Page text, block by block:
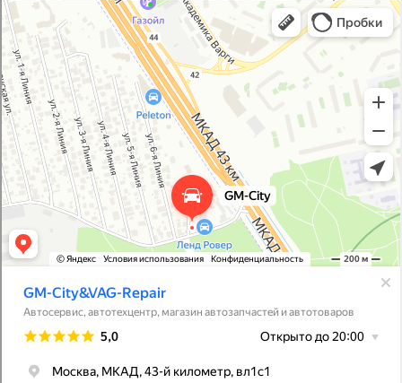
GM-City&VAG-Repair
Автосервис, автотехцентр в Москве
Магазин автозапчастей и автотоваров в Москве